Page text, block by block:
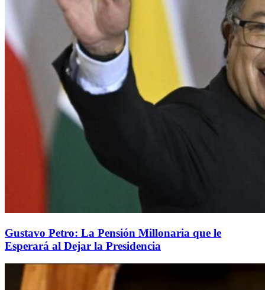
Gustavo Petro: La Pensión Millonaria que le
Esperará al Dejar la Presidencia